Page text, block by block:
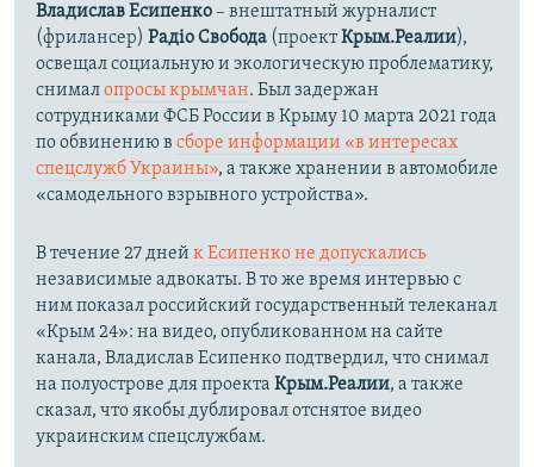
Владислав Есипенко– внештатный журналист
(фрилансер) Радіо Свобода (проектКрым.Реалии),
освещал социальную и экологическую проблематику,
снималопросы крымчан. Был задержан
сотрудниками ФСБ России в Крыму 10 марта 2021 года
по обвинению в сборе информации «в интересах
спецслужб Украины», а также хранении в автомобиле
«самодельного взрывного устройства».
В течение 27 дней к Есипенко не допускались
независимые адвокаты. В то же время интервью с
ним показал российский государственный телеканал
«Крым 24»: на видео, опубликованном на сайте
канала, Владислав Есипенко подтвердил, что снимал
на полуострове для проекта Крым.Реалии, а также
сказал, что якобы дублировал отснятое видео
украинским спецслужбам.